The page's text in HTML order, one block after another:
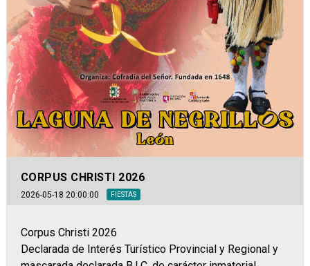
CORPUS CHRISTI 2026
2026-05-18 20:00:00 FIESTAS
Corpus Christi 2026
Declarada de Interés Turístico Provincial y Regional y